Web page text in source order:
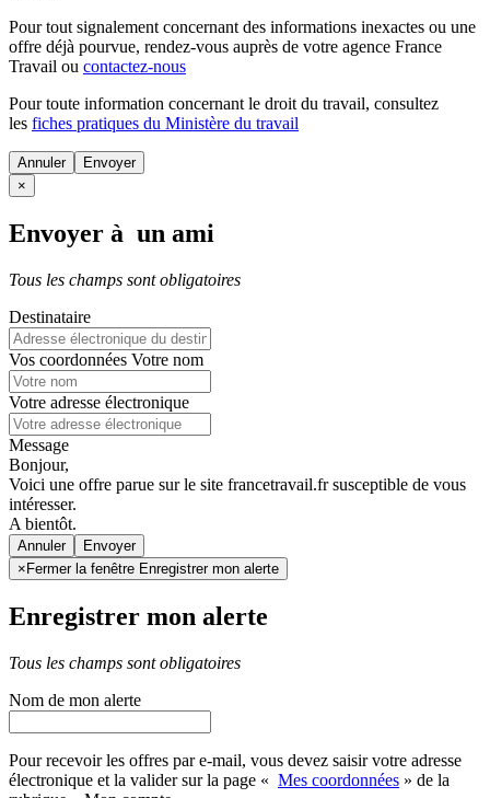
Pour tout signalement concernant des informations inexactes ou une
offre déjà pourvue, rendez-vous auprès de votre agence France
Travail ou contactez-nous
Pour toute information concernant le droit du travail, consultez
les fiches pratiques du Ministère du travail
Annuler
×
Envoyer à un ami
Tous les champs sont obligatoires
Destinataire
Vos coordonnées Votre nom
Votre adresse électronique
Message
Bonjour,
Voici une offre parue sur le site francetravail.fr susceptible de vous
intéresser.
A bientôt.
Annuler
× Fermer la fenêtre Enregistrer mon alerte
Enregistrer mon alerte
Tous les champs sont obligatoires
Nom de mon alerte
Pour recevoir les offres par e-mail, vous devez saisir votre adresse
électronique et la valider sur la page « Mes coordonnées » de la